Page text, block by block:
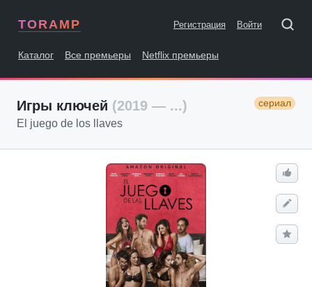
TORAMP Регистрация Войти
Каталог Все премьеры Netflix премьеры
Игры ключей (2019 — ...) сериал
El juego de los llaves